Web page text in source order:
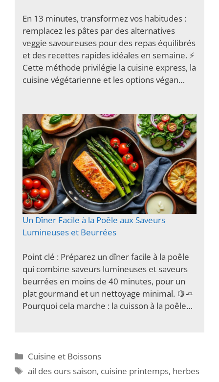
En 13 minutes, transformez vos habitudes :
remplacez les pâtes par des alternatives
veggie savoureuses pour des repas équilibrés
et des recettes rapides idéales en semaine. ⚡️
Cette méthode privilégie la cuisine express, la
cuisine végétarienne et les options végan…
Un Dîner Facile à la Poêle aux Saveurs
Lumineuses et Beurrées
Point clé : Préparez un dîner facile à la poêle
qui combine saveurs lumineuses et saveurs
beurrées en moins de 40 minutes, pour un
plat gourmand et un nettoyage minimal. 🍋🧈
Pourquoi cela marche : la cuisson à la poêle…
Catégories
Cuisine et Boissons
Étiquettes
ail des ours saison, cuisine printemps, herbes